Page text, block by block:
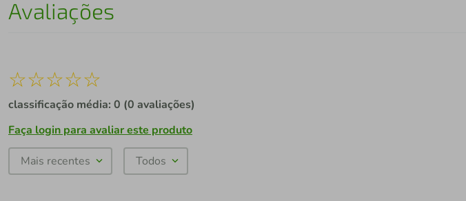
Avaliações
☆☆☆☆☆
classificação média: 0 (0 avaliações)
Faça login para avaliar este produto
Mais recentes Todos